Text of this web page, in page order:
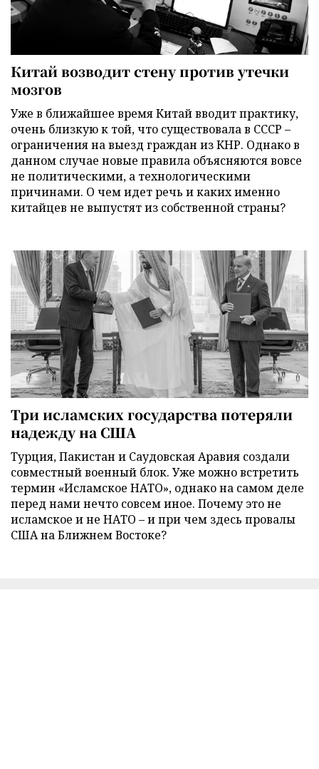
Китай возводит стену против утечки
мозгов
Уже в ближайшее время Китай вводит практику,
очень близкую к той, что существовала в СССР –
ограничения на выезд граждан из КНР. Однако в
данном случае новые правила объясняются вовсе
не политическими, а технологическими
причинами. О чем идет речь и каких именно
китайцев не выпустят из собственной страны?
Три исламских государства потеряли
надежду на США
Турция, Пакистан и Саудовская Аравия создали
совместный военный блок. Уже можно встретить
термин «Исламское НАТО», однако на самом деле
перед нами нечто совсем иное. Почему это не
исламское и не НАТО – и при чем здесь провалы
США на Ближнем Востоке?